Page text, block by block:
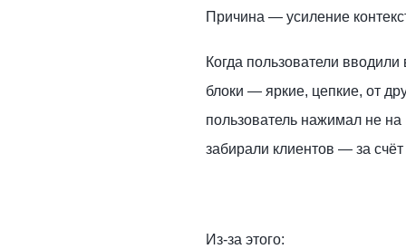
Причина — усиление
Когда пользователи
блоки — яркие, цепкие, от
пользователь нажимал не
забирали клиентов — за
Из-за этого: